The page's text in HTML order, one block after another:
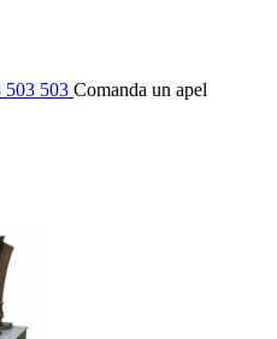
503 503 Comanda un apel